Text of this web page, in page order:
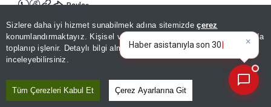
Sizlere daha iyi hizmet sunabilmek adına sitemizdeçerez
konumlandırmaktayız. Kişisel verileriniz, KVKK ve GDPR kapsamında
toplanıp işlenir. Detaylı bilgi almak içinAydınlatma Metnimizi
inceleyebilirsiniz.
Tüm Çerezleri Kabul Et Çerez Ayarlarına Git
Paylaş
Haberle İlgili Daha Fazlası
×
Bugünün öne çıkan manşetleri
v